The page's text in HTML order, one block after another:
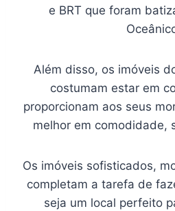
e BRT que foram
Além disso, os imóveis
costumam estar em
proporcionam aos seus
melhor em comodidade,
Os imóveis sofisticados,
completam a tarefa de
seja um local perfeito